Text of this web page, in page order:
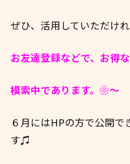
ぜひ、活用していただけ
お友達登録などで、お得
模索中であります。❀～
６月にはHPの方で公開で
す♫